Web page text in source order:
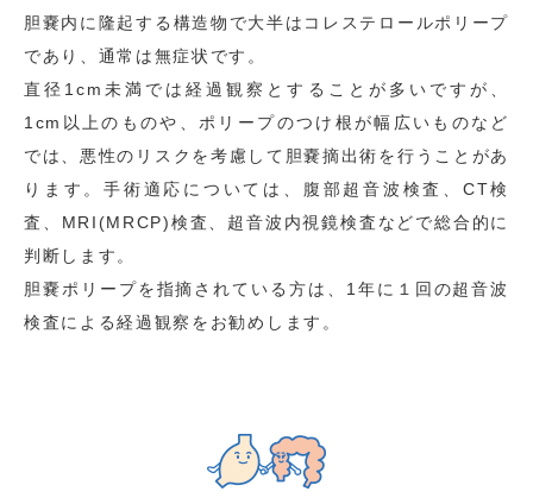
胆嚢内に隆起する構造物で大半はコレステロールポリープ
であり、通常は無症状です。
直径1cm未満では経過観察とすることが多いですが、
1cm以上のものや、ポリープのつけ根が幅広いものなど
では、悪性のリスクを考慮して胆嚢摘出術を行うことがあ
ります。手術適応については、腹部超音波検査、CT検
査、MRI(MRCP)検査、超音波内視鏡検査などで総合的に
判断します。
胆嚢ポリープを指摘されている方は、1年に１回の超音波
検査による経過観察をお勧めします。